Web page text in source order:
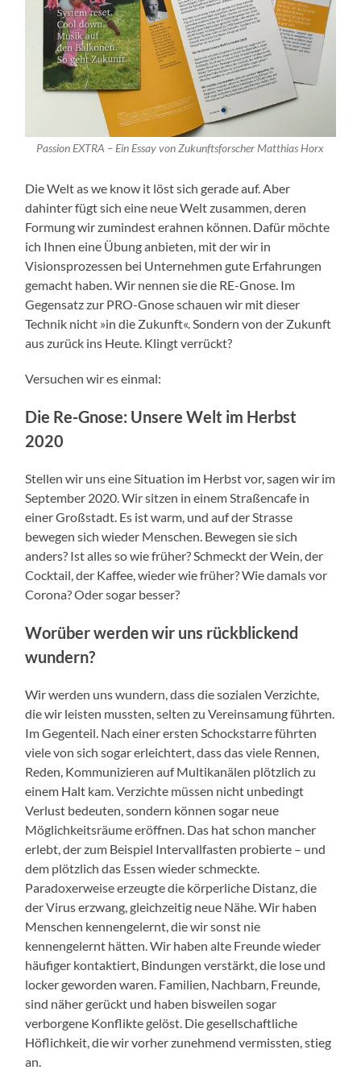
Passion EXTRA – Ein Essay von Zukunftsforscher Matthias Horx
Die Welt as we know it löst sich gerade auf. Aber
dahinter fügt sich eine neue Welt zusammen, deren
Formung wir zumindest erahnen können. Dafür möchte
ich Ihnen eine Übung anbieten, mit der wir in
Visionsprozessen bei Unternehmen gute Erfahrungen
gemacht haben. Wir nennen sie die RE-Gnose. Im
Gegensatz zur PRO-Gnose schauen wir mit dieser
Technik nicht »in die Zukunft«. Sondern von der Zukunft
aus zurück ins Heute. Klingt verrückt?
Versuchen wir es einmal:
Die Re-Gnose: Unsere Welt im Herbst
2020
Stellen wir uns eine Situation im Herbst vor, sagen wir im
September 2020. Wir sitzen in einem Straßencafe in
einer Großstadt. Es ist warm, und auf der Strasse
bewegen sich wieder Menschen. Bewegen sie sich
anders? Ist alles so wie früher? Schmeckt der Wein, der
Cocktail, der Kaffee, wieder wie früher? Wie damals vor
Corona? Oder sogar besser?
Worüber werden wir uns rückblickend
wundern?
Wir werden uns wundern, dass die sozialen Verzichte,
die wir leisten mussten, selten zu Vereinsamung führten.
Im Gegenteil. Nach einer ersten Schockstarre führten
viele von sich sogar erleichtert, dass das viele Rennen,
Reden, Kommunizieren auf Multikanälen plötzlich zu
einem Halt kam. Verzichte müssen nicht unbedingt
Verlust bedeuten, sondern können sogar neue
Möglichkeitsräume eröffnen. Das hat schon mancher
erlebt, der zum Beispiel Intervallfasten probierte – und
dem plötzlich das Essen wieder schmeckte.
Paradoxerweise erzeugte die körperliche Distanz, die
der Virus erzwang, gleichzeitig neue Nähe. Wir haben
Menschen kennengelernt, die wir sonst nie
kennengelernt hätten. Wir haben alte Freunde wieder
häufiger kontaktiert, Bindungen verstärkt, die lose und
locker geworden waren. Familien, Nachbarn, Freunde,
sind näher gerückt und haben bisweilen sogar
verborgene Konflikte gelöst. Die gesellschaftliche
Höflichkeit, die wir vorher zunehmend vermissten, stieg
an.